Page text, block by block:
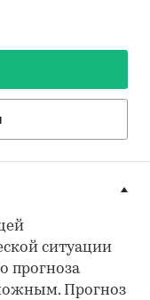
ситуации
прогноза
Прогноз